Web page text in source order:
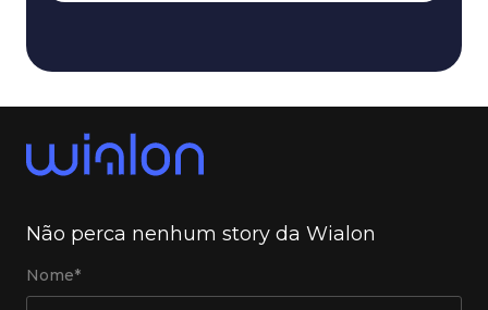
Não perca nenhum story da Wialon
Nome*